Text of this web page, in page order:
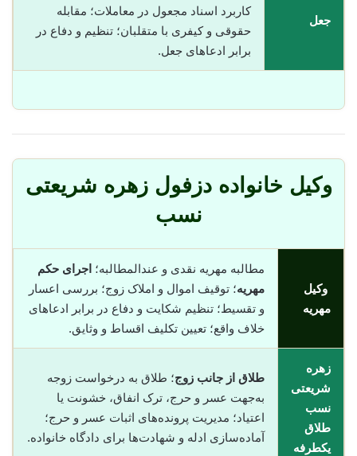
جعل
کاربرد اسناد مجعول در معاملات؛ مقابله
حقوقی و کیفری با متقلبان؛ تنظیم و دفاع در
برابر ادعاهای جعل.
وکیل خانواده دزفول زهره شریعتی
نسب
وکیل
مهریه
مطالبه مهریه نقدی و عندالمطالبه؛ اجرای حکم
مهریه؛ توقیف اموال و املاک زوج؛ بررسی اعسار
و تقسیط؛ تنظیم شکایت و دفاع در برابر ادعاهای
خلاف واقع؛ تعیین تکلیف اقساط و وثایق.
زهره
شریعتی
نسب
طلاق
یکطرفه
طلاق از جانب زوج؛ طلاق به درخواست زوجه
به‌جهت عسر و حرج، ترک انفاق، خشونت یا
اعتیاد؛ مدیریت پرونده‌های اثبات عسر و حرج؛
آماده‌سازی ادله و شهادت‌ها برای دادگاه خانواده.